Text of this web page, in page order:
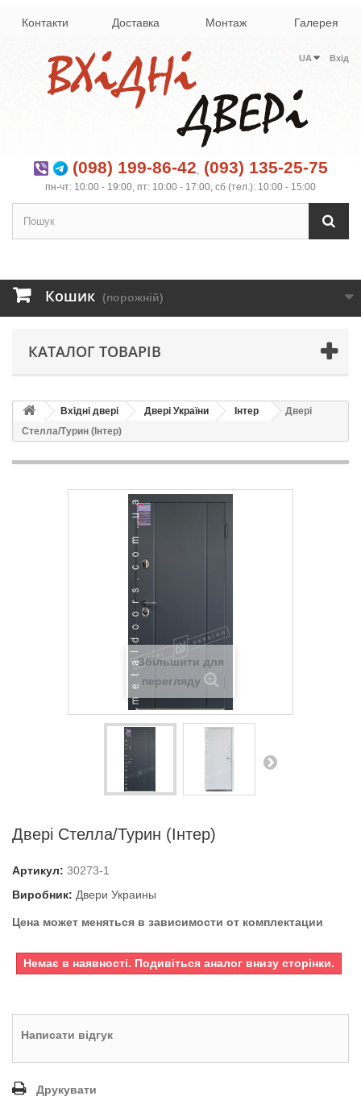
Контакти Доставка Монтаж Галерея
Вхід
UA
(098) 199-86-42, (093) 135-25-75
пн-чт: 10:00 - 19:00, пт: 10:00 - 17:00, сб (тел.): 10:00 - 15:00
Кошик (порожній)
КАТАЛОГ ТОВАРІВ
Вхідні двері Двері України Інтер
Двері
Стелла/Турин (Інтер)
Збільшити для
перегляду
Двері Стелла/Турин (Інтер)
Артикул: 30273-1
Виробник: Двери Украины
Цена может меняться в зависимости от комплектации
Немає в наявності. Подивіться аналог внизу сторінки.
Написати відгук
Друкувати